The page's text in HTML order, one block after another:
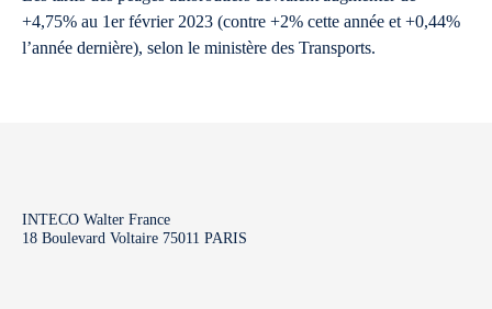
+4,75% au 1er février 2023 (contre +2% cette année et +0,44%
l’année dernière), selon le ministère des Transports.
INTECO Walter France
18 Boulevard Voltaire 75011 PARIS